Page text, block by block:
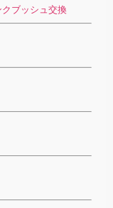
ブッシュ交換